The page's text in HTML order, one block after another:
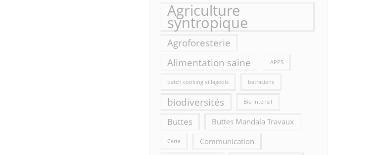
Agriculture
syntropique
Agroforesterie
Alimentation saine
APPS
batch cooking villageois batraciens
biodiversités Bio Intensif
Buttes Buttes Mandala Travaux
Carte Communication